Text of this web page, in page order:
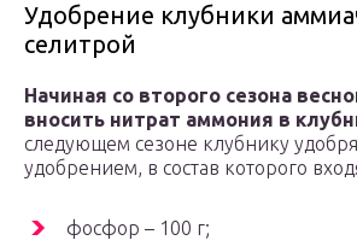
Удобрение клубники
селитрой
Начиная со второго сезона
вносить нитрат аммония в
следующем сезоне клубнику
удобрением, в состав которого
фосфор – 100 г;